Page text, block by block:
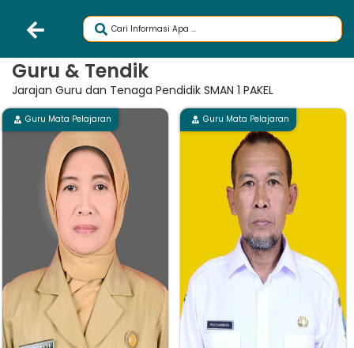
Guru & Tendik
Jarajan Guru dan Tenaga Pendidik SMAN 1 PAKEL
Guru Mata Pelajaran Guru Mata Pelajaran